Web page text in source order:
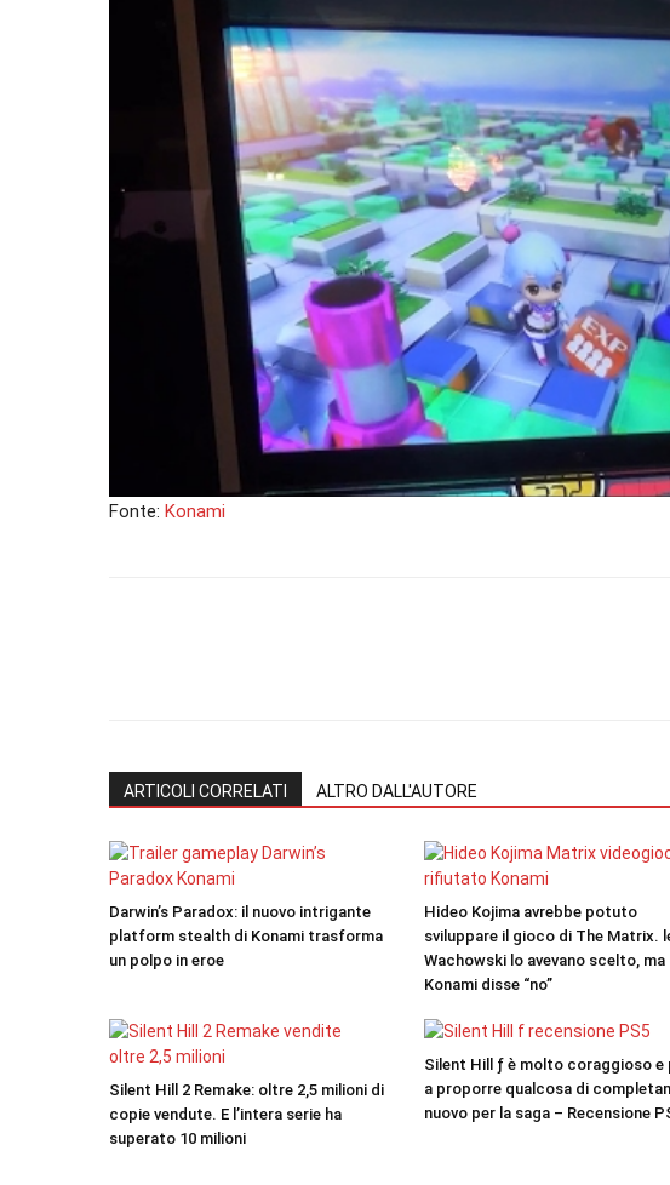
Fonte: Konami
ARTICOLI CORRELATI ALTRO DALL'AUTORE
Darwin’s Paradox: il nuovo intrigante
platform stealth di Konami trasforma
un polpo in eroe
Hideo Kojima avrebbe potuto
sviluppare il gioco di The Matrix.
Wachowski lo avevano scelto, ma
Konami disse “no”
Silent Hill 2 Remake: oltre 2,5 milioni di
copie vendute. E l’intera serie ha
superato 10 milioni
Silent Hill ƒ è molto coraggioso e
a proporre qualcosa di
nuovo per la saga – Recensione